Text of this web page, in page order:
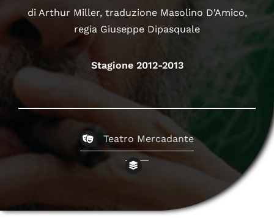
di Arthur Miller, traduzione Masolino D'Amico,
regia Giuseppe Dipasquale
Stagione 2012-2013
Teatro Mercadante